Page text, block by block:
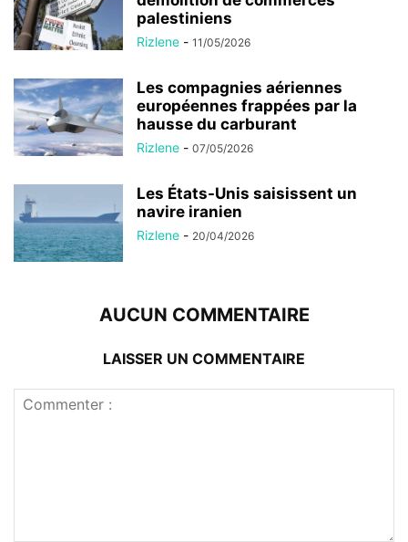
palestiniens
Rizlene - 11/05/2026
Les compagnies aériennes
européennes frappées par la
hausse du carburant
Rizlene - 07/05/2026
Les États-Unis saisissent un
navire iranien
Rizlene - 20/04/2026
AUCUN COMMENTAIRE
LAISSER UN COMMENTAIRE